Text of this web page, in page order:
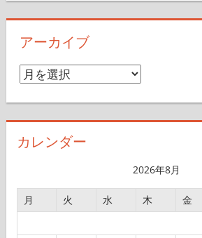
アーカイブ
ア
イ
カレンダー
2026年8月
月 火 水 木 金